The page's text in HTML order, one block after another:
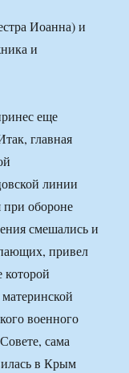
еще
главная
линии
обороне
смешались и
привел
которой
военного
сама
в Крым